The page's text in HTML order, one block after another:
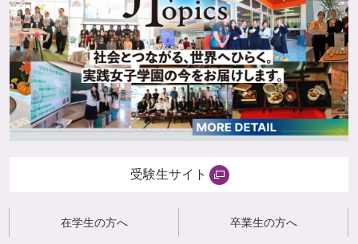
受験生サイト
在学生の方へ 卒業生の方へ